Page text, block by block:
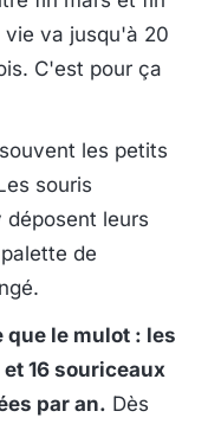
vie va jusqu'à 20
C'est pour ça
les petits
souris
leurs
de
le mulot : les
16 souriceaux
par an. Dès